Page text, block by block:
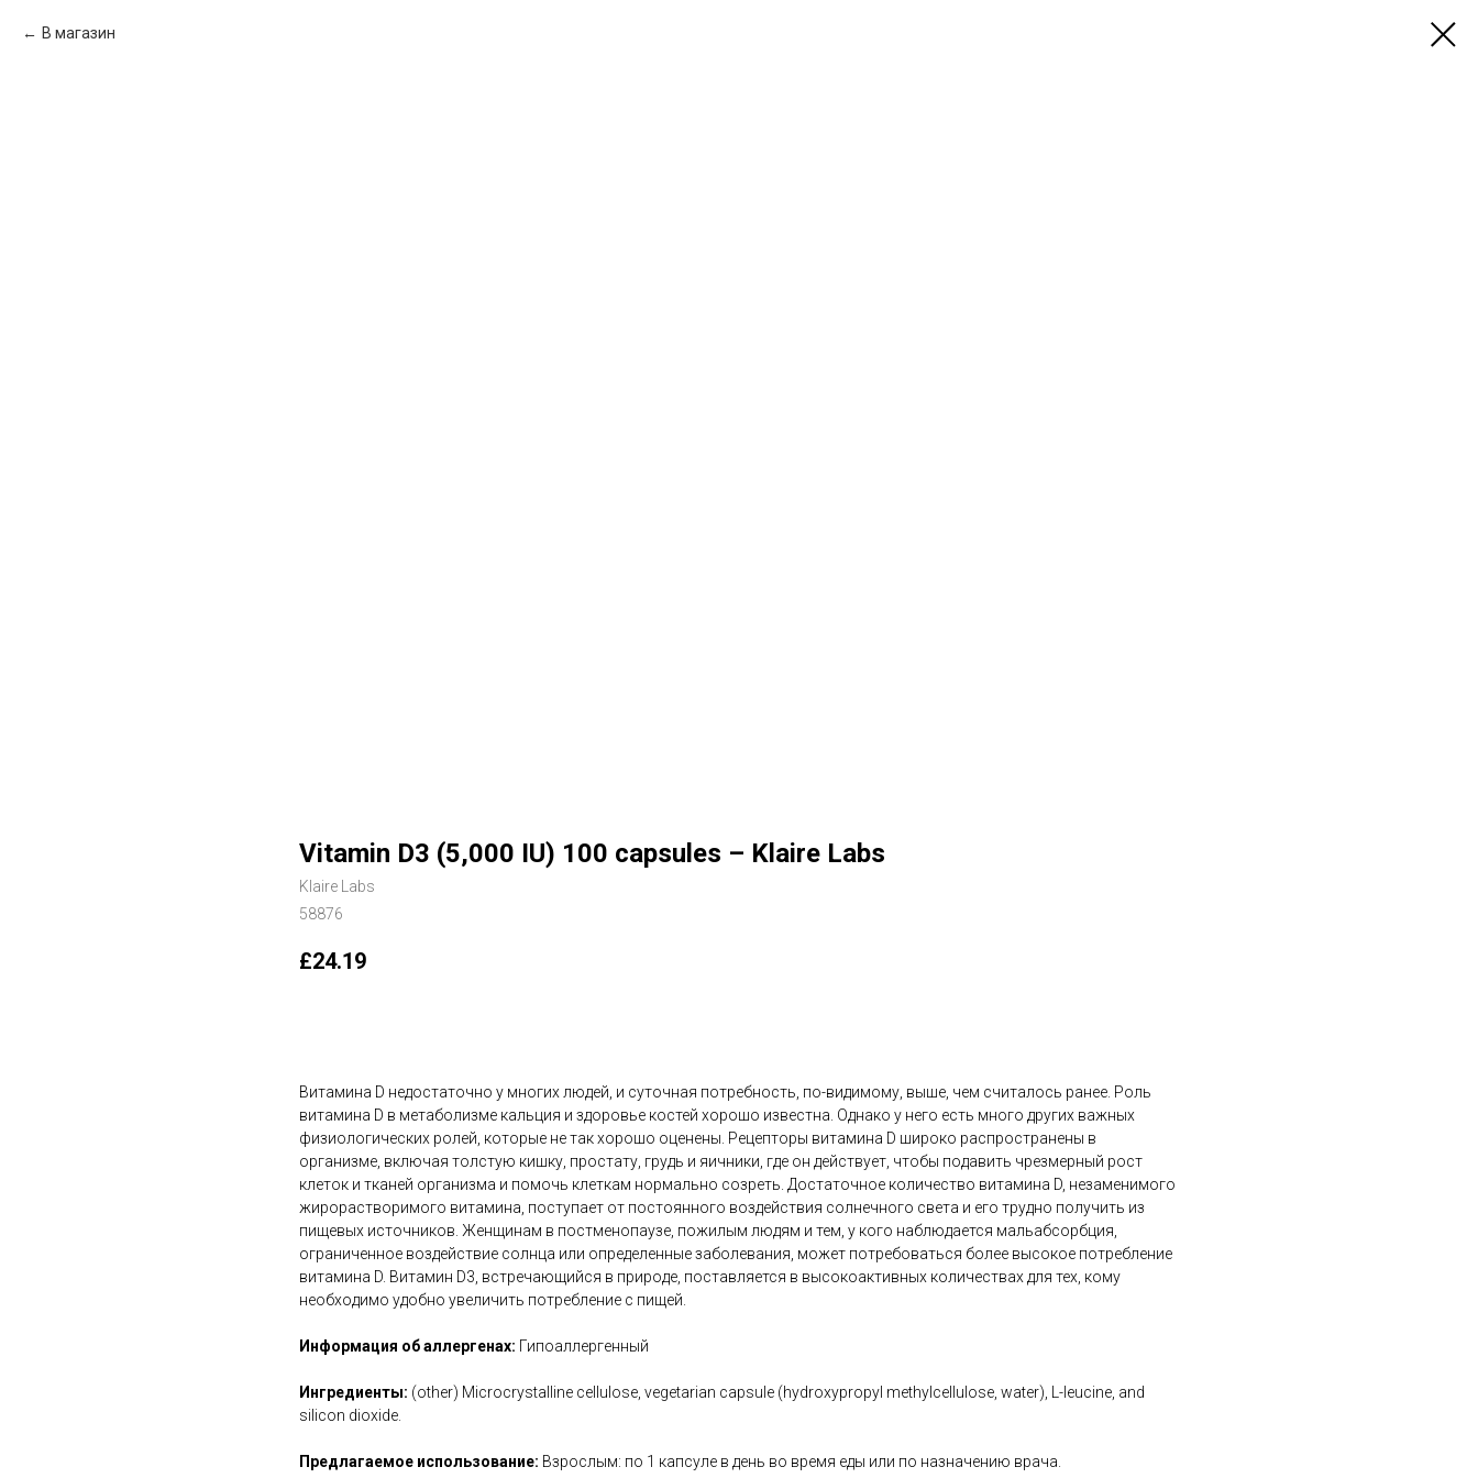
В магазин
Vitamin D3 (5,000 IU) 100 capsules – Klaire Labs
Klaire Labs
58876
£24.19
Витамина D недостаточно у многих людей, и суточная потребность, по-видимому, выше, чем считалось ранее. Роль
витамина D в метаболизме кальция и здоровье костей хорошо известна. Однако у него есть много других важных
физиологических ролей, которые не так хорошо оценены. Рецепторы витамина D широко распространены в
организме, включая толстую кишку, простату, грудь и яичники, где он действует, чтобы подавить чрезмерный рост
клеток и тканей организма и помочь клеткам нормально созреть. Достаточное количество витамина D, незаменимого
жирорастворимого витамина, поступает от постоянного воздействия солнечного света и его трудно получить из
пищевых источников. Женщинам в постменопаузе, пожилым людям и тем, у кого наблюдается мальабсорбция,
ограниченное воздействие солнца или определенные заболевания, может потребоваться более высокое потребление
витамина D. Витамин D3, встречающийся в природе, поставляется в высокоактивных количествах для тех, кому
необходимо удобно увеличить потребление с пищей.
Информация об аллергенах: Гипоаллергенный
Ингредиенты: (other) Microcrystalline cellulose, vegetarian capsule (hydroxypropyl methylcellulose, water), L-leucine, and
silicon dioxide.
Предлагаемое использование: Взрослым: по 1 капсуле в день во время еды или по назначению врача.